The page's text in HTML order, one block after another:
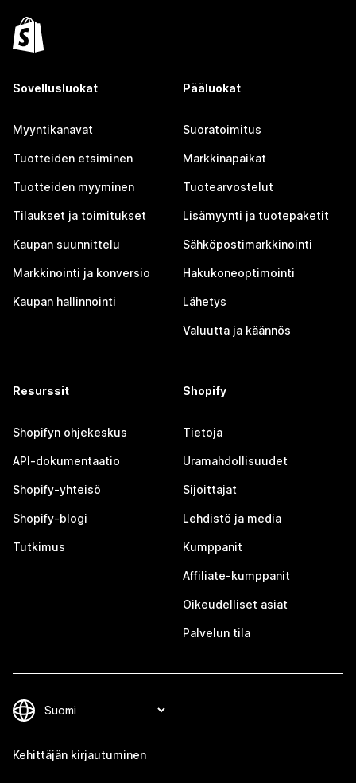
Sovellusluokat
Myyntikanavat
Tuotteiden etsiminen
Tuotteiden myyminen
Tilaukset ja toimitukset
Kaupan suunnittelu
Markkinointi ja konversio
Kaupan hallinnointi
Pääluokat
Suoratoimitus
Markkinapaikat
Tuotearvostelut
Lisämyynti ja tuotepaketit
Sähköpostimarkkinointi
Hakukoneoptimointi
Lähetys
Valuutta ja käännös
Resurssit
Shopifyn ohjekeskus
API-dokumentaatio
Shopify-yhteisö
Shopify-blogi
Tutkimus
Shopify
Tietoja
Uramahdollisuudet
Sijoittajat
Lehdistö ja media
Kumppanit
Affiliate-kumppanit
Oikeudelliset asiat
Palvelun tila
Kehittäjän kirjautuminen